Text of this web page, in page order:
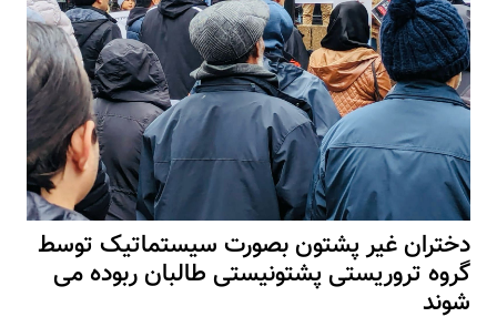
دختران غیر پشتون بصورت سیستماتیک توسط
گروه تروریستی پشتونیستی طالبان ربوده می
شوند